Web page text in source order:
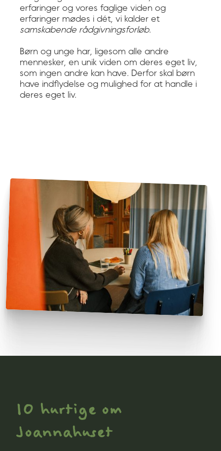
erfaringer og vores faglige viden og
erfaringer mødes i dét, vi kalder et
samskabende rådgivningsforløb.
Børn og unge har, ligesom alle andre
mennesker, en unik viden om deres eget liv,
som ingen andre kan have. Derfor skal børn
have indflydelse og mulighed for at handle i
deres eget liv.
10 hurtige om
Joannahuset